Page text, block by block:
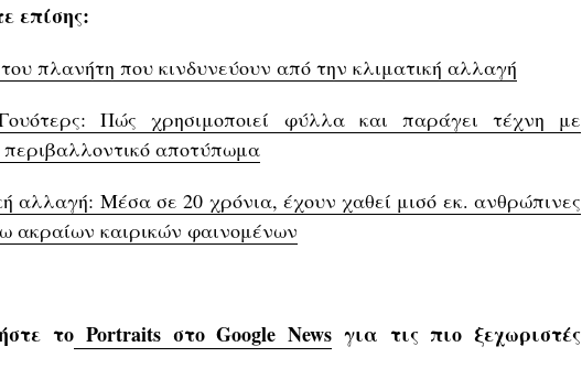
επίσης:
πλανήτη που κινδυνεύουν από την κλιματική αλλαγή
Πώς χρησιμοποιεί φύλλα και παράγει τέχνη με
περιβαλλοντικό αποτύπωμα
αλλαγή: Μέσα σε 20 χρόνια, έχουν χαθεί μισό εκ. ανθρώπινες
ακραίων καιρικών φαινομένων
τοPortraits στο Google Newsγια τις πιο ξεχωριστές